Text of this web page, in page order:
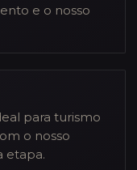
e o nosso
para turismo
o nosso
etapa.